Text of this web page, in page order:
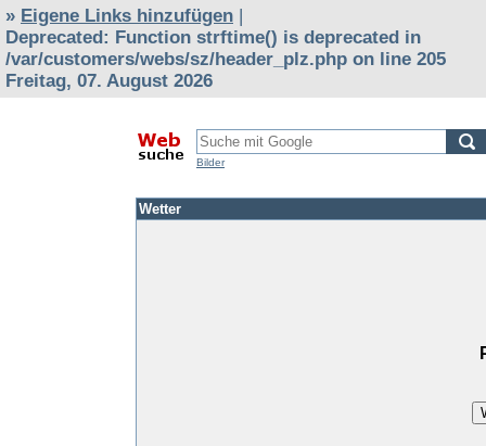
» Eigene Links hinzufügen |
Deprecated: Function strftime() is deprecated in
/var/customers/webs/sz/header_plz.php on line 205
Freitag, 07. August 2026
Bilder
Wetter